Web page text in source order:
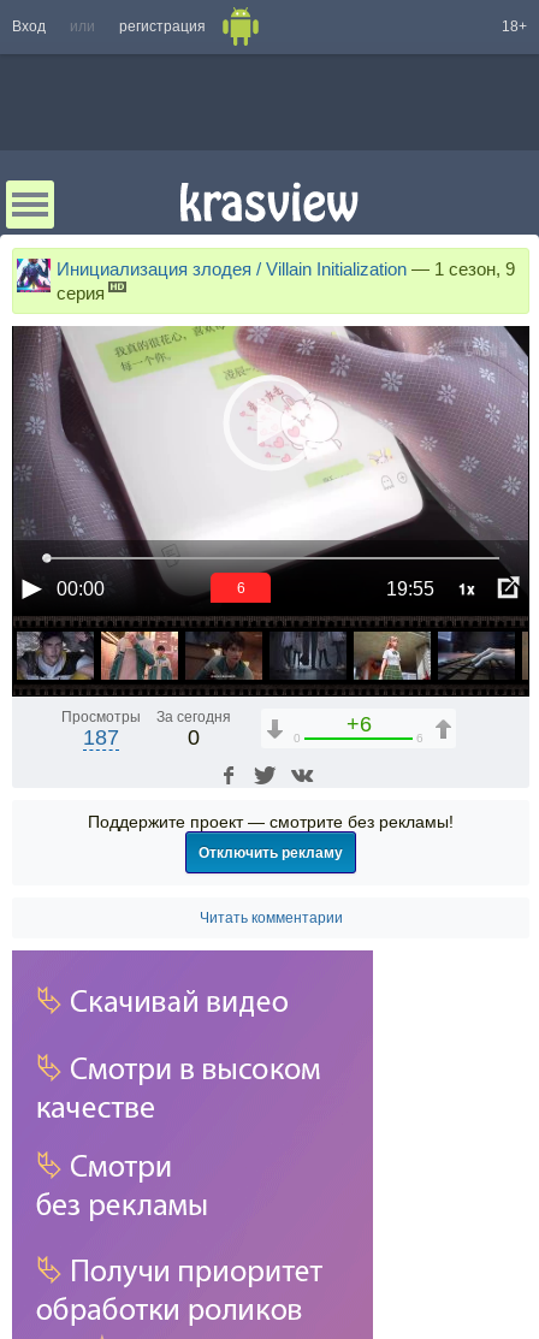
Вход или регистрация 18+
Инициализация злодея / Villain Initialization — 1 сезон, 9
серия
00:00 19:55 1x
6
Просмотры
187
За сегодня
0
+6
0 6
Поддержите проект — смотрите без рекламы!
Отключить рекламу
Читать комментарии